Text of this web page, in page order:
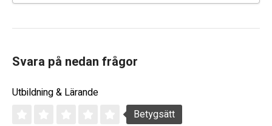
Svara på nedan frågor
Utbildning & Lärande
Betygsätt